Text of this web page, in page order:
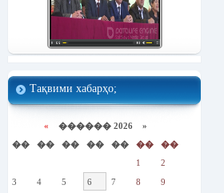
Тақвими хабарҳо;
« ������ 2026 »
��
�� �� �� �� ��
��
1
2
3
4 5 6 7 8
9